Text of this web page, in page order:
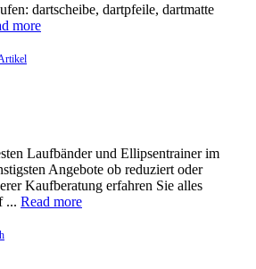
dartscheibe, dartpfeile, dartmatte
more
Laufbänder und Ellipsentrainer im
Angebote ob reduziert oder
Kaufberatung erfahren Sie alles
... Read more